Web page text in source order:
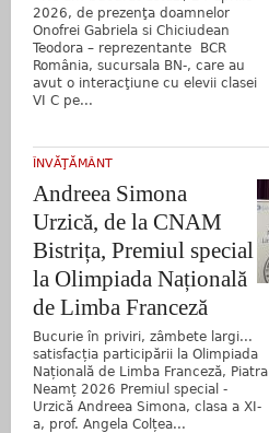
2026, de prezenţa doamnelor
Onofrei Gabriela si Chiciudean
Teodora – reprezentante BCR
România, sucursala BN-, care au
avut o interacţiune cu elevii clasei
VI C pe...
ÎNVĂŢĂMÂNT
Andreea Simona
Urzică, de la CNAM
Bistrița, Premiul special
la Olimpiada Națională
de Limba Franceză
Bucurie în priviri, zâmbete largi...
satisfacția participării la Olimpiada
Națională de Limba Franceză, Piatra
Neamț 2026 Premiul special -
Urzică Andreea Simona, clasa a XI-
a, prof. Angela Colțea...